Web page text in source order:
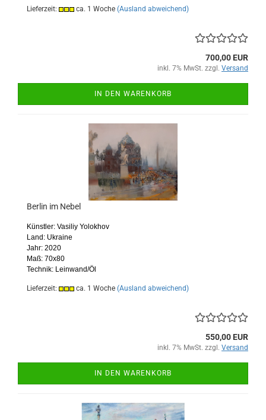
Lieferzeit: ca. 1 Woche (Ausland abweichend)
700,00 EUR
inkl. 7% MwSt. zzgl. Versand
IN DEN WARENKORB
Berlin im Nebel
Künstler: Vasiliy Yolokhov
Land: Ukraine
Jahr: 2020
Maß: 70x80
Technik: Leinwand/Öl
Lieferzeit: ca. 1 Woche (Ausland abweichend)
550,00 EUR
inkl. 7% MwSt. zzgl. Versand
IN DEN WARENKORB